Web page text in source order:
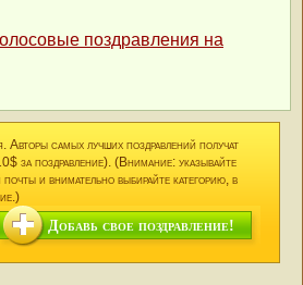
поздравления на
Авторы самых лучших поздравлений получат
за поздравление). (Внимание: указывайте
и внимательно выбирайте категорию, в
Добавь свое поздравление!